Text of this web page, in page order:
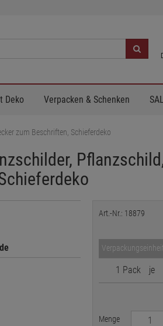
Deko Verpacken & Schenken
zum Beschriften, Schieferdeko
Art.-Nr.: 18879
Verpackungseinheit
1 Pack je
Menge